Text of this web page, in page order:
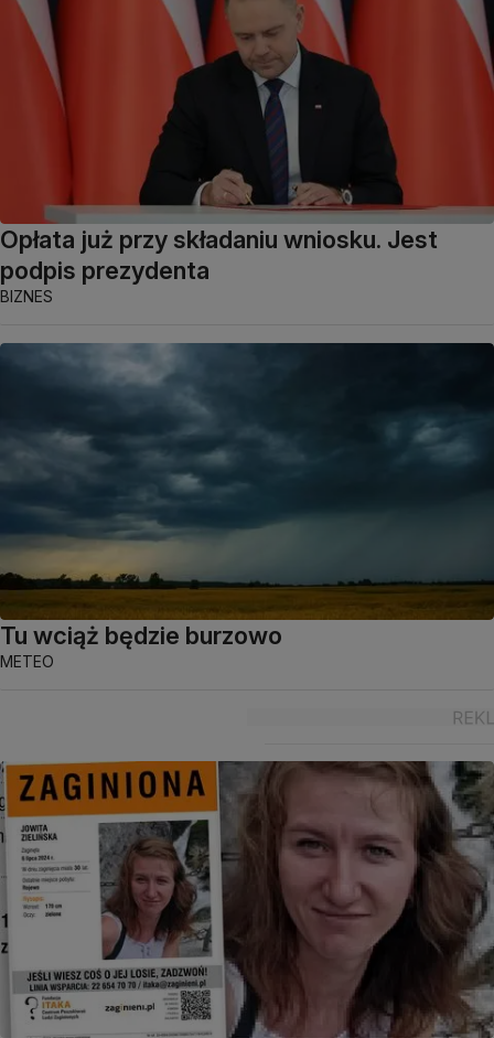
Opłata już przy składaniu wniosku. Jest
podpis prezydenta
BIZNES
Tu wciąż będzie burzowo
METEO